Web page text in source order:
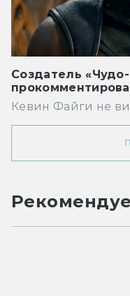
Создатель
Кевин Файги не